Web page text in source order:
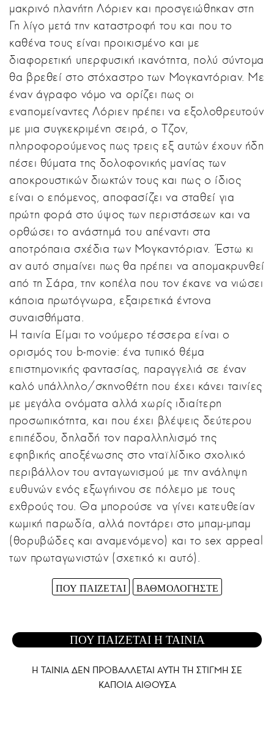
μακρινό πλανήτη Λόριεν και προσγειώθηκαν στη
Γη λίγο μετά την καταστροφή του και που το
καθένα τους είναι προικισμένο και με
διαφορετική υπερφυσική ικανότητα, πολύ σύντομα
θα βρεθεί στο στόχαστρο των Μογκαντόριαν. Με
έναν άγραφο νόμο να ορίζει πως οι
εναπομείναντες Λόριεν πρέπει να εξολοθρευτούν
με μια συγκεκριμένη σειρά, ο Τζον,
πληροφορούμενος πως τρεις εξ αυτών έχουν ήδη
πέσει θύματα της δολοφονικής μανίας των
αποκρουστικών διωκτών τους και πως ο ίδιος
είναι ο επόμενος, αποφασίζει να σταθεί για
πρώτη φορά στο ύψος των περιστάσεων και να
ορθώσει το ανάστημά του απέναντι στα
αποτρόπαια σχέδια των Μογκαντόριαν. Έστω κι
αν αυτό σημαίνει πως θα πρέπει να απομακρυνθεί
από τη Σάρα, την κοπέλα που τον έκανε να νιώσει
κάποια πρωτόγνωρα, εξαιρετικά έντονα
συναισθήματα.
Η ταινία Είμαι το νούμερο τέσσερα είναι ο
ορισμός του b-movie: ένα τυπικό θέμα
επιστημονικής φαντασίας, παραγγελιά σε έναν
καλό υπάλληλο/σκηνοθέτη που έχει κάνει ταινίες
με μεγάλα ονόματα αλλά χωρίς ιδιαίτερη
προσωπικότητα, και που έχει βλέψεις δεύτερου
επιπέδου, δηλαδή τον παραλληλισμό της
εφηβικής αποξένωσης στο νταϊλίδικο σχολικό
περιβάλλον του ανταγωνισμού με την ανάληψη
ευθυνών ενός εξωγήινου σε πόλεμο με τους
εχθρούς του. Θα μπορούσε να γίνει κατευθείαν
κωμική παρωδία, αλλά ποντάρει στο μπαμ-μπαμ
(θορυβώδες και αναμενόμενο) και το sex appeal
των πρωταγωνιστών (σχετικό κι αυτό).
ΠΟΥ ΠΑΙΖΕΤΑΙ ΒΑΘΜΟΛΟΓΗΣΤΕ
ΠΟΥ ΠΑΙΖΕΤΑΙ Η ΤΑΙΝΙΑ
Η ΤΑΙΝΙΑ ΔΕΝ ΠΡΟΒΑΛΛΕΤΑΙ AYTH ΤΗ ΣΤΙΓΜΗ ΣΕ
ΚΑΠΟΙΑ ΑΙΘΟΥΣΑ